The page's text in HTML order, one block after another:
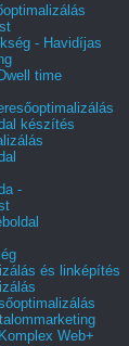
- Havidíjas
time
készítés
-
és linképítés
Web+